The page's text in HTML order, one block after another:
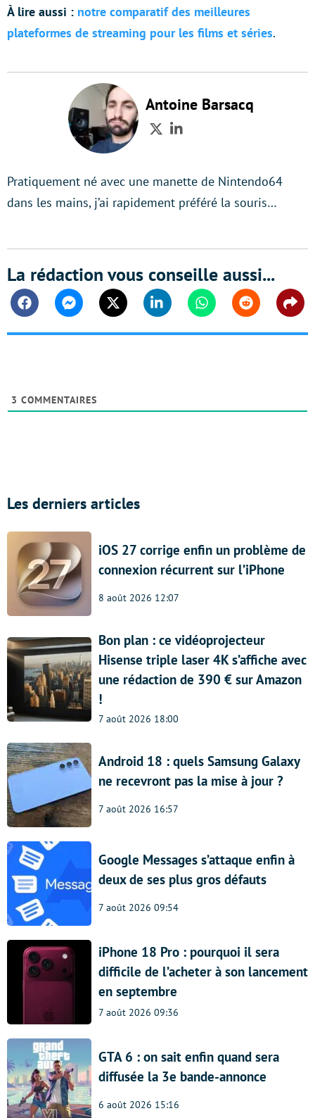
À lire aussi : notre comparatif des meilleures
plateformes de streaming pour les films et séries.
Antoine Barsacq
TwitterLinkedIn
Pratiquement né avec une manette de Nintendo64
dans les mains, j’ai rapidement préféré la souris…
La rédaction vous conseille aussi...
FacebookMessengerTwitter Linkedin WhatsappReddit
3 COMMENTAIRES
Les derniers articles
iOS 27 corrige enfin un problème de
connexion récurrent sur l’iPhone
8 août 2026 12:07
Bon plan : ce vidéoprojecteur
Hisense triple laser 4K s’affiche avec
une rédaction de 390 € sur Amazon
!
7 août 2026 18:00
Android 18 : quels Samsung Galaxy
ne recevront pas la mise à jour ?
7 août 2026 16:57
Google Messages s’attaque enfin à
deux de ses plus gros défauts
7 août 2026 09:54
iPhone 18 Pro : pourquoi il sera
difficile de l’acheter à son lancement
en septembre
7 août 2026 09:36
GTA 6 : on sait enfin quand sera
diffusée la 3e bande-annonce
6 août 2026 15:16